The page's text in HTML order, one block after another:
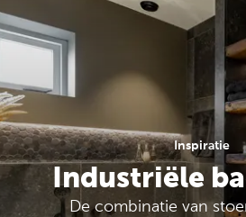
Inspiratie
Industriële
De combinatie van